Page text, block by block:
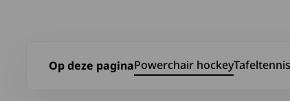
Op deze paginaPowerchair hockey
Ga naar Powerchair hockey
Tafeltennis
Ga naar